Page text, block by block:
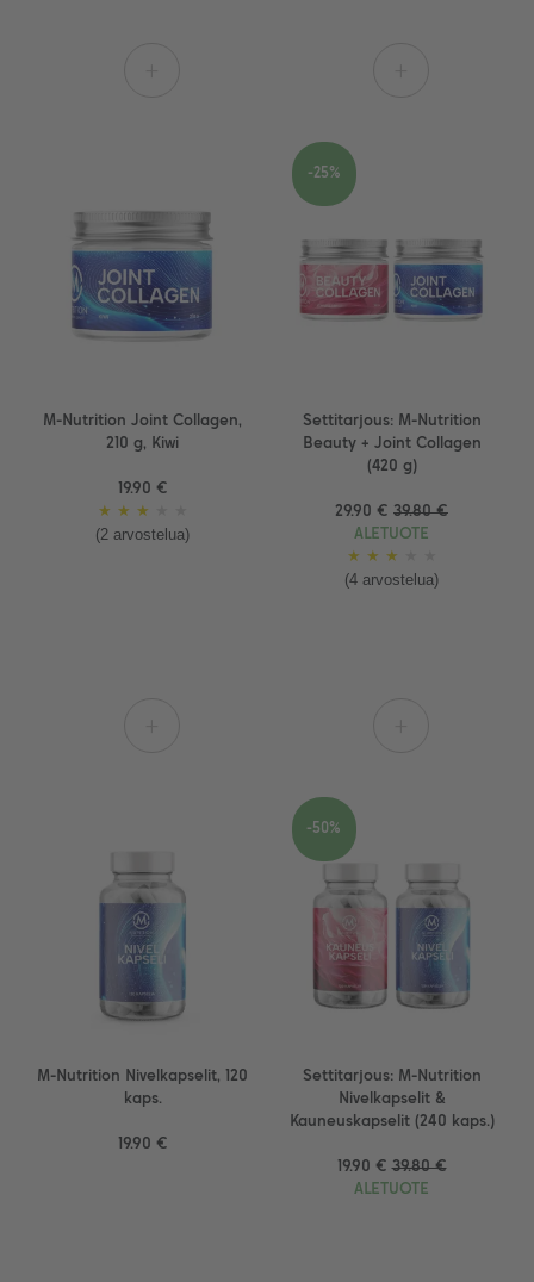
M-Nutrition Joint Collagen,
210 g, Kiwi
19.90 €
★ ★ ★
(2 arvostelua)
Settitarjous: M-Nutrition
Beauty + Joint Collagen
(420 g)
29.90 € 39.80 €
ALETUOTE
★ ★ ★
(4 arvostelua)
-25%
M-Nutrition Nivelkapselit, 120
kaps.
19.90 €
Settitarjous: M-Nutrition
Nivelkapselit &
Kauneuskapselit (240 kaps.)
19.90 € 39.80 €
ALETUOTE
-50%